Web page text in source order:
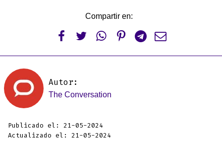
Compartir en:
     
Autor:
The Conversation
Publicado el: 21-05-2024
Actualizado el: 21-05-2024